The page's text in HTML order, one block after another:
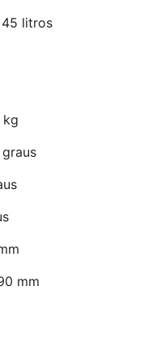
litros
kg
mm